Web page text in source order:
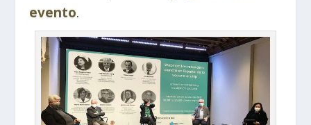
evento.